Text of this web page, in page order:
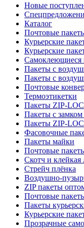
Новые
Каталог
Почтовые
Курьерские
Курьерские
Самоклеющиеся
Пакеты с
Пакеты с
Почтовые
Термоэтикетки
Пакеты ZIP-
Пакеты с
Пакеты ZIP-
Фасовочные
Пакеты майки
Почтовые
Скотч и клейкая
Стрейч плёнка
Воздушно-
ZIP пакеты
Почтовые
Пакеты
Курьерские
Прозрачные